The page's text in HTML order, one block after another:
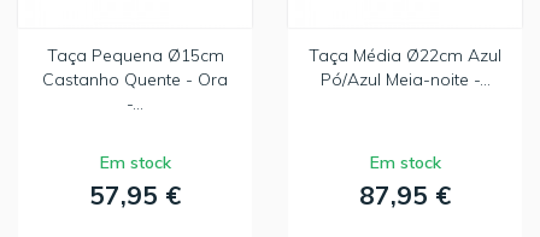
Taça Pequena Ø15cm
Castanho Quente - Ora
-...
Em stock
57,95 €
Taça Média Ø22cm Azul
Pó/Azul Meia-noite -...
Em stock
87,95 €